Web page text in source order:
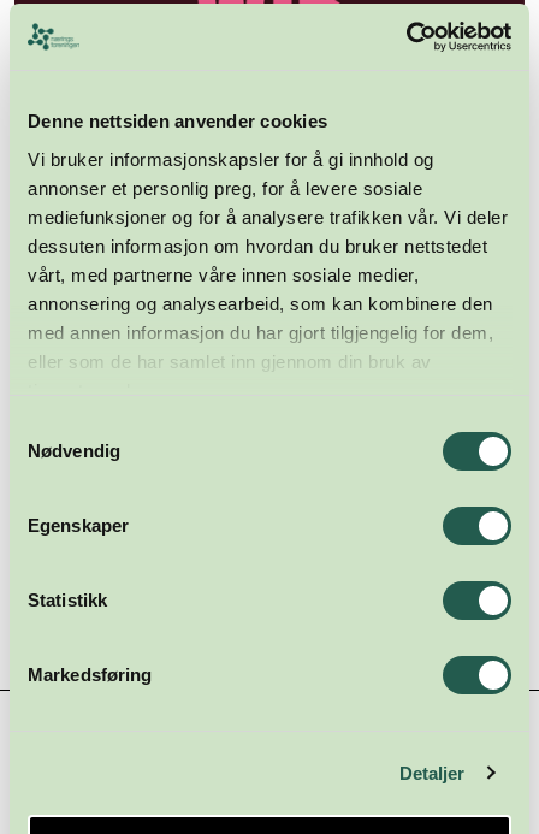
Denne nettsiden anvender cookies
Vi bruker informasjonskapsler for å gi innhold og
annonser et personlig preg, for å levere sosiale
mediefunksjoner og for å analysere trafikken vår. Vi deler
dessuten informasjon om hvordan du bruker nettstedet
vårt, med partnerne våre innen sosiale medier,
annonsering og analysearbeid, som kan kombinere den
med annen informasjon du har gjort tilgjengelig for dem,
eller som de har samlet inn gjennom din bruk av
tjenestene deres.
Nødvendig
Egenskaper
Statistikk
Markedsføring
Detaljer
Ny logo og nye farger for WIB.
Styringsgruppen i U40 består av følgende:
Maiken Græsli McNeill (Digin og Motion), Christian Arntzen (DNB), Caroline
Hansen (Aquarama), Marthe Michelsen Botteri (Nasjonalt kompetansesenter for
havvind), Niclas Kvanvig (Nå:AI), Kenan Novic (Visit Sørlandet), Åsmund
Mjåland (Advolatfirmaet Wigemyr), Maren Unhjem Westgård
(Dyreparken), Christian Sivertsen (PwC) Silje Refsnes (Å Energi) og Martine
Holth Rønneseth (Nikr).